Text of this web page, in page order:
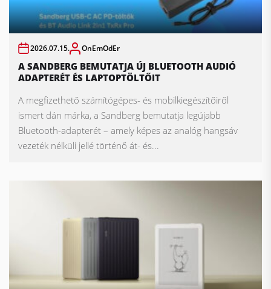
2026.07.15. OnEmOdEr
A SANDBERG BEMUTATJA ÚJ BLUETOOTH AUDIÓ
ADAPTERÉT ÉS LAPTOPTÖLTŐIT
A megfizethető számítógépes- és mobilkiegészítőiről
ismert dán márka, a Sandberg bemutatja legújabb
Bluetooth-adapterét – amely képes az analóg hangsáv
vezeték nélküli jellé történő át- és...